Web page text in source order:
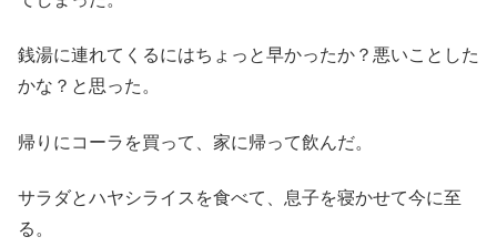
銭湯に連れてくるにはちょっと早かったか？悪いことした
かな？と思った。
帰りにコーラを買って、家に帰って飲んだ。
サラダとハヤシライスを食べて、息子を寝かせて今に至
る。